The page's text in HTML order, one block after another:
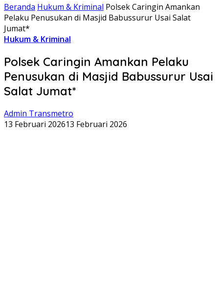
Beranda Hukum & Kriminal Polsek Caringin Amankan
Pelaku Penusukan di Masjid Babussurur Usai Salat
Jumat*
Hukum & Kriminal
Polsek Caringin Amankan Pelaku
Penusukan di Masjid Babussurur Usai
Salat Jumat*
Admin Transmetro
13 Februari 202613 Februari 2026